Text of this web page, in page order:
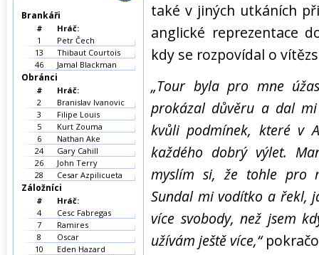
také v jiných utkáních
anglické reprezentace
kdy se rozpovídal o
„Tour byla pro mne
prokázal důvěru a dal
kvůli podmínek, které v
každého dobrý výlet.
myslím si, že tohle pro
Sundal mi vodítko a řekl,
více svobody, než jsem
užívám ještě více,“
Brankáři
#
Hráč:
1
Petr Čech
13
Thibaut Courtois
46
Jamal Blackman
Obránci
#
Hráč:
2
Branislav Ivanovic
3
Filipe Louis
5
Kurt Zouma
6
Nathan Ake
24
Gary Cahill
26
John Terry
28
Cesar Azpilicueta
Záložníci
#
Hráč:
4
Cesc Fabregas
7
Ramires
8
Oscar
10
Eden Hazard